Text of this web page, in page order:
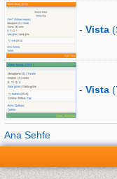
- Vista
- Vista
Ana Sehfe